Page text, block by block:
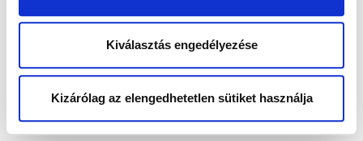
Kiválasztás engedélyezése
Kizárólag az elengedhetetlen sütiket használja